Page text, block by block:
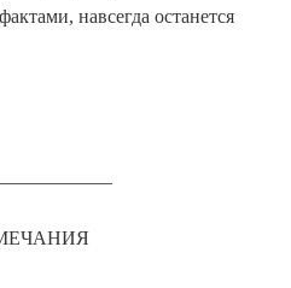
навсегда останется